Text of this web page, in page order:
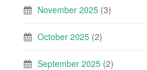
November 2025 (3)
October 2025 (2)
September 2025 (2)